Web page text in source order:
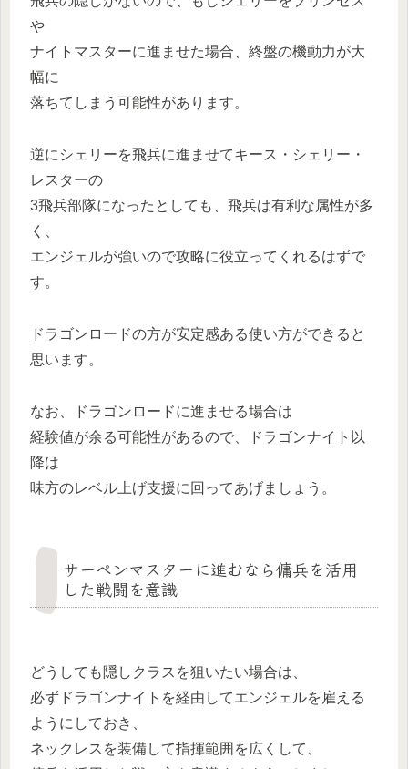
や
ナイトマスターに進ませた場合、終盤の機動力が大
幅に
落ちてしまう可能性があります。
逆にシェリーを飛兵に進ませてキース・シェリー・
レスターの
3飛兵部隊になったとしても、飛兵は有利な属性が多
く、
エンジェルが強いので攻略に役立ってくれるはずで
す。
ドラゴンロードの方が安定感ある使い方ができると
思います。
なお、ドラゴンロードに進ませる場合は
経験値が余る可能性があるので、ドラゴンナイト以
降は
味方のレベル上げ支援に回ってあげましょう。
サーペンマスターに進むなら傭兵を活用
した戦闘を意識
どうしても隠しクラスを狙いたい場合は、
必ずドラゴンナイトを経由してエンジェルを雇える
ようにしておき、
ネックレスを装備して指揮範囲を広くして、